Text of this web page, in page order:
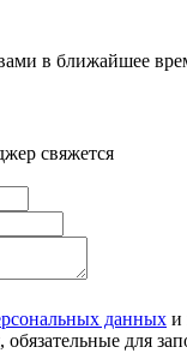
в ближайшее
свяжется
данных и
для